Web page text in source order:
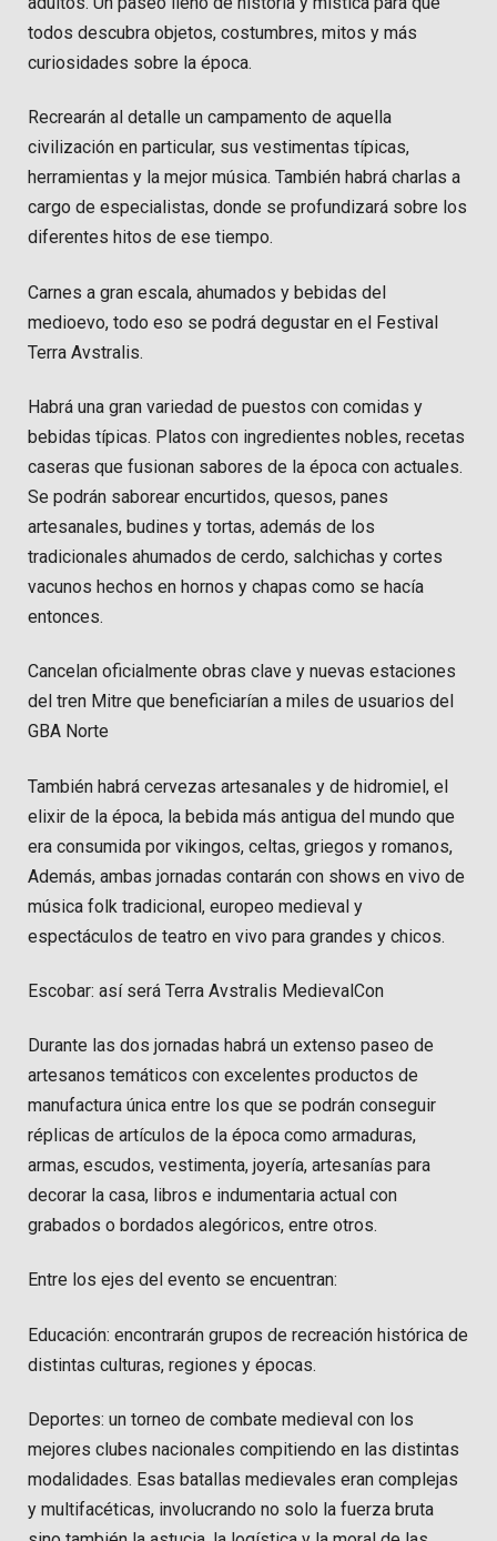
todos descubra objetos, costumbres, mitos y más
curiosidades sobre la época.
Recrearán al detalle un campamento de aquella
civilización en particular, sus vestimentas típicas,
herramientas y la mejor música. También habrá charlas a
cargo de especialistas, donde se profundizará sobre los
diferentes hitos de ese tiempo.
Carnes a gran escala, ahumados y bebidas del
medioevo, todo eso se podrá degustar en el Festival
Terra Avstralis.
Habrá una gran variedad de puestos con comidas y
bebidas típicas. Platos con ingredientes nobles, recetas
caseras que fusionan sabores de la época con actuales.
Se podrán saborear encurtidos, quesos, panes
artesanales, budines y tortas, además de los
tradicionales ahumados de cerdo, salchichas y cortes
vacunos hechos en hornos y chapas como se hacía
entonces.
Cancelan oficialmente obras clave y nuevas estaciones
del tren Mitre que beneficiarían a miles de usuarios del
GBA Norte
También habrá cervezas artesanales y de hidromiel, el
elixir de la época, la bebida más antigua del mundo que
era consumida por vikingos, celtas, griegos y romanos,
Además, ambas jornadas contarán con shows en vivo de
música folk tradicional, europeo medieval y
espectáculos de teatro en vivo para grandes y chicos.
Escobar: así será Terra Avstralis MedievalCon
Durante las dos jornadas habrá un extenso paseo de
artesanos temáticos con excelentes productos de
manufactura única entre los que se podrán conseguir
réplicas de artículos de la época como armaduras,
armas, escudos, vestimenta, joyería, artesanías para
decorar la casa, libros e indumentaria actual con
grabados o bordados alegóricos, entre otros.
Entre los ejes del evento se encuentran:
Educación: encontrarán grupos de recreación histórica de
distintas culturas, regiones y épocas.
Deportes: un torneo de combate medieval con los
mejores clubes nacionales compitiendo en las distintas
modalidades. Esas batallas medievales eran complejas
y multifacéticas, involucrando no solo la fuerza bruta